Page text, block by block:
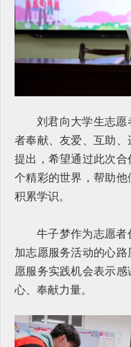
刘君向大学生志愿
者奉献、友爱、互助
提出，希望通过此次
个精彩的世界，帮助他
积累学识。
牛子梦作为志愿者
加志愿服务活动的心
愿服务实践机会表示
心、奉献力量。